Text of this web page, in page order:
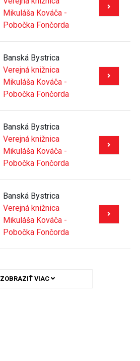
Mikuláša Kováča -
Pobočka Fončorda
Banská Bystrica
Verejná knižnica
Mikuláša Kováča -
Pobočka Fončorda
Banská Bystrica
Verejná knižnica
Mikuláša Kováča -
Pobočka Fončorda
Banská Bystrica
Verejná knižnica
Mikuláša Kováča -
Pobočka Fončorda
ZOBRAZIŤ VIAC